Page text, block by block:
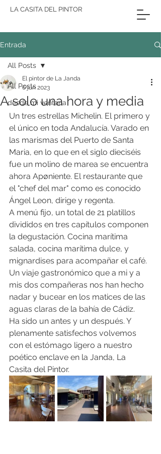
LA CASITA DEL PINTOR
Entrada
All Posts
desde mi ventana
All Posts
A solo una hora y media
El pintor de La Janda
6 jun 2023
Un tres estrellas Michelin. El primero y
el único en toda Andalucía. Varado en
las marismas del Puerto de Santa
Maria, en lo que en el siglo dieciséis
fue un molino de marea se encuentra
ahora Apøniente. El restaurante que
el "chef del mar" como es conocido
Ángel Leon, dirige y regenta.
A menú fijo, un total de 21 platillos
divididos en tres capítulos componen
la degustación. Cocina marítima
salada, cocina marítima dulce, y
mignardises para acompañar el café.
Un viaje gastronómico que a mi y a
mis dos compañeras nos han hecho
nadar y bucear en los matices de las
aguas claras de la bahía de Cádiz.
Ha sido un antes y un después. Y
plenamente satisfechos volvemos
con el estómago ligero a nuestro
poético enclave en la Janda, La
Casita del Pintor.